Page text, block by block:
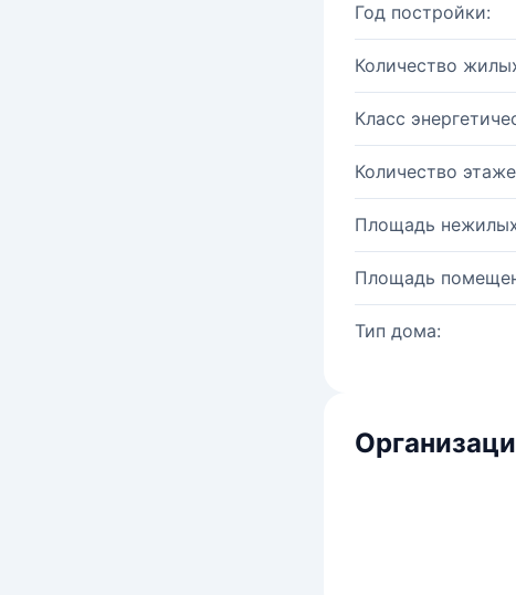
Год постройки:
Количество
Класс
Количество
Площадь
Площадь
Тип дома: